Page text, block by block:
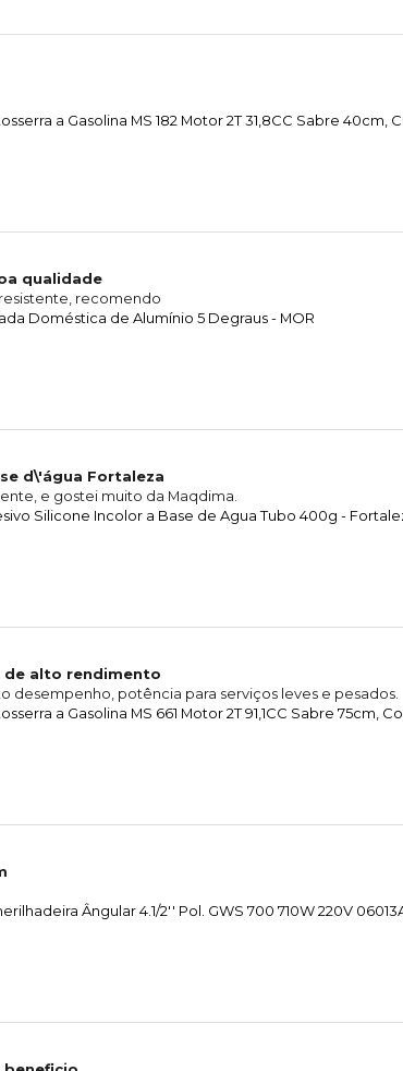
a Gasolina MS 182 Motor 2T 31,8CC Sabre 40cm,
qualidade
recomendo
Doméstica de Alumínio 5 Degraus - MOR
d\'água Fortaleza
e gostei muito da Maqdima.
Silicone Incolor a Base de Agua Tubo 400g -
alto rendimento
desempenho, potência para serviços leves e pesados.
a Gasolina MS 661 Motor 2T 91,1CC Sabre 75cm,
Ângular 4.1/2'' Pol. GWS 700 710W 220V